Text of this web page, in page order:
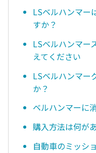
LSベルハンマー
すか？
LSベルハンマー
えてください
LSベルハンマー
か？
ベルハンマーに
購入方法は何が
自動車のミッシ